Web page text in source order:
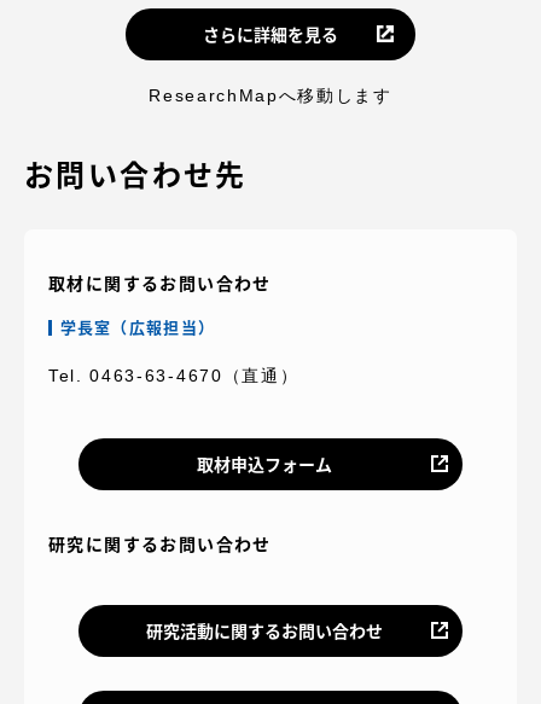
さらに詳細を見る
ResearchMapへ移動します
お問い合わせ先
取材に関するお問い合わせ
学長室（広報担当）
Tel. 0463-63-4670（直通）
取材申込フォーム
研究に関するお問い合わせ
研究活動に関するお問い合わせ